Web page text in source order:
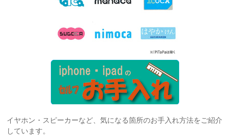
イヤホン・スピーカーなど、気になる箇所のお手入れ方法をご紹介
しています。